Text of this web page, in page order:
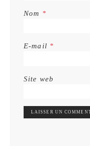
Nom *
E-mail *
Site web